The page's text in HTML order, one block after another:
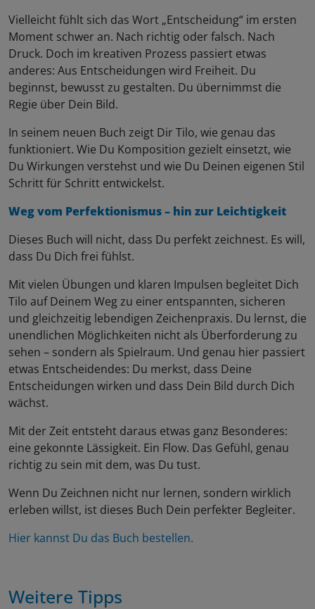
Vielleicht fühlt sich das Wort „Entscheidung“ im ersten
Moment schwer an. Nach richtig oder falsch. Nach
Druck. Doch im kreativen Prozess passiert etwas
anderes: Aus Entscheidungen wird Freiheit. Du
beginnst, bewusst zu gestalten. Du übernimmst die
Regie über Dein Bild.
In seinem neuen Buch zeigt Dir Tilo, wie genau das
funktioniert. Wie Du Komposition gezielt einsetzt, wie
Du Wirkungen verstehst und wie Du Deinen eigenen Stil
Schritt für Schritt entwickelst.
Weg vom Perfektionismus – hin zur Leichtigkeit
Dieses Buch will nicht, dass Du perfekt zeichnest. Es will,
dass Du Dich frei fühlst.
Mit vielen Übungen und klaren Impulsen begleitet Dich
Tilo auf Deinem Weg zu einer entspannten, sicheren
und gleichzeitig lebendigen Zeichenpraxis. Du lernst, die
unendlichen Möglichkeiten nicht als Überforderung zu
sehen – sondern als Spielraum. Und genau hier passiert
etwas Entscheidendes: Du merkst, dass Deine
Entscheidungen wirken und dass Dein Bild durch Dich
wächst.
Mit der Zeit entsteht daraus etwas ganz Besonderes:
eine gekonnte Lässigkeit. Ein Flow. Das Gefühl, genau
richtig zu sein mit dem, was Du tust.
Wenn Du Zeichnen nicht nur lernen, sondern wirklich
erleben willst, ist dieses Buch Dein perfekter Begleiter.
Hier kannst Du das Buch bestellen.
Weitere Tipps